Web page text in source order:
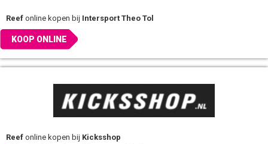
Reef online kopen bij Intersport Theo Tol
KOOP ONLINE
Reef online kopen bij Kicksshop